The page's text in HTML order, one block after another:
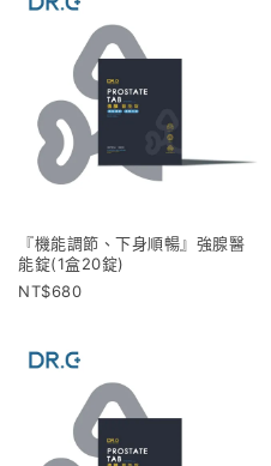
『機能調節、下身順暢』強腺醫
能錠(1盒20錠)
680